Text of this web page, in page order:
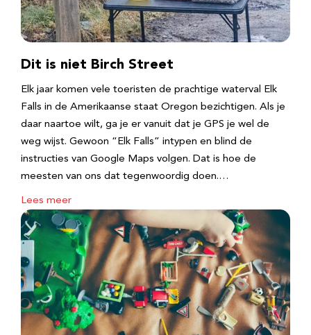
Dit is niet Birch Street
Elk jaar komen vele toeristen de prachtige waterval Elk
Falls in de Amerikaanse staat Oregon bezichtigen. Als je
daar naartoe wilt, ga je er vanuit dat je GPS je wel de
weg wijst. Gewoon “Elk Falls” intypen en blind de
instructies van Google Maps volgen. Dat is hoe de
meesten van ons dat tegenwoordig doen.…
Lees meer